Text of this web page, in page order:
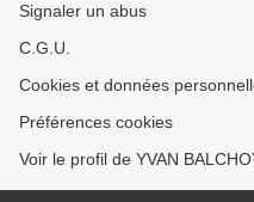
Signaler un abus
C.G.U.
Cookies et données
Préférences cookies
Voir le profil de YVAN